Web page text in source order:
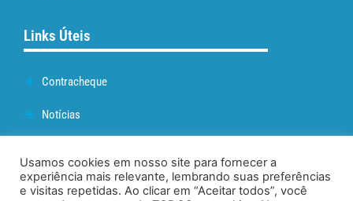
Links Úteis
Contracheque
Notícias
Webmail
Usamos cookies em nosso site para fornecer a
experiência mais relevante, lembrando suas preferências
e visitas repetidas. Ao clicar em “Aceitar todos”, você